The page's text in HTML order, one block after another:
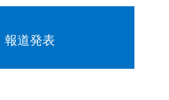
報道発表